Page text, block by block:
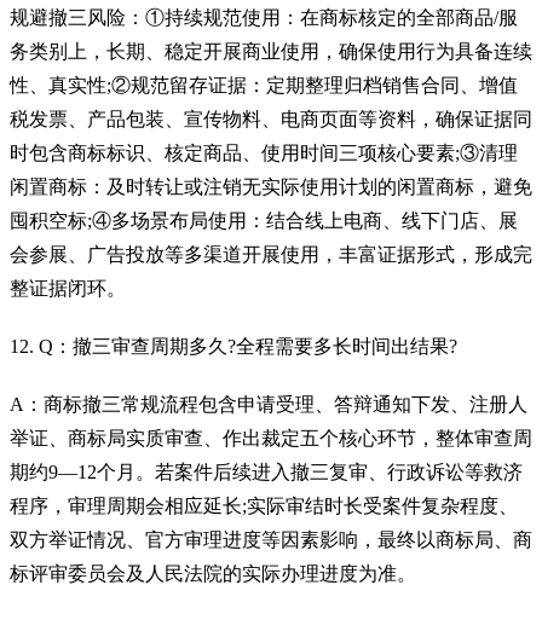
规避撤三风险：①持续规范使用：在商标核定的全部商品/服
务类别上，长期、稳定开展商业使用，确保使用行为具备连续
性、真实性;②规范留存证据：定期整理归档销售合同、增值
税发票、产品包装、宣传物料、电商页面等资料，确保证据同
时包含商标标识、核定商品、使用时间三项核心要素;③清理
闲置商标：及时转让或注销无实际使用计划的闲置商标，避免
囤积空标;④多场景布局使用：结合线上电商、线下门店、展
会参展、广告投放等多渠道开展使用，丰富证据形式，形成完
整证据闭环。
12. Q：撤三审查周期多久?全程需要多长时间出结果?
A：商标撤三常规流程包含申请受理、答辩通知下发、注册人
举证、商标局实质审查、作出裁定五个核心环节，整体审查周
期约9—12个月。若案件后续进入撤三复审、行政诉讼等救济
程序，审理周期会相应延长;实际审结时长受案件复杂程度、
双方举证情况、官方审理进度等因素影响，最终以商标局、商
标评审委员会及人民法院的实际办理进度为准。